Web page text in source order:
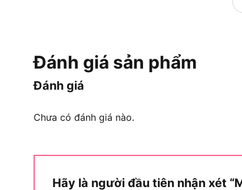
Dekton DK-CN256XPRO là máy cắt
miter saw, tức đầu cắt có thể di chuyển
rộng đáng kể hành trình và chiều rộng vật
CN25501PLUS. Sự khác biệt này quyết
Đánh giá sản phẩm
Đánh giá
Chưa có đánh giá nào.
Hãy là người đầu tiên nhận xét